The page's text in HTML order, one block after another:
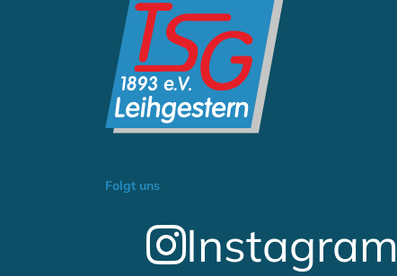
Folgt uns
Instagram